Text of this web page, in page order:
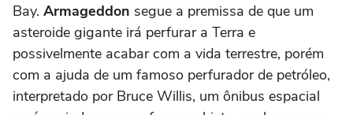
Bay. Armageddon segue a premissa de que um
asteroide gigante irá perfurar a Terra e
possivelmente acabar com a vida terrestre, porém
com a ajuda de um famoso perfurador de petróleo,
interpretado por Bruce Willis, um ônibus espacial